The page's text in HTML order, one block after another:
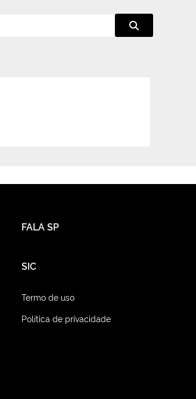
FALA SP
SIC
Termo de uso
Política de privacidade